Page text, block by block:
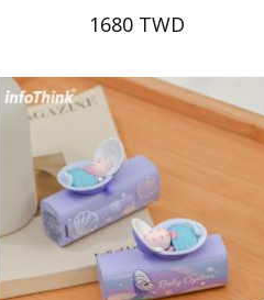
1680 TWD